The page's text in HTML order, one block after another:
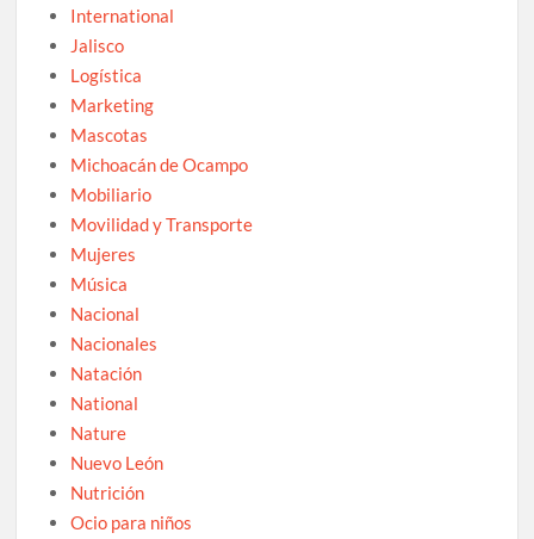
International
Jalisco
Logística
Marketing
Mascotas
Michoacán de Ocampo
Mobiliario
Movilidad y Transporte
Mujeres
Música
Nacional
Nacionales
Natación
National
Nature
Nuevo León
Nutrición
Ocio para niños